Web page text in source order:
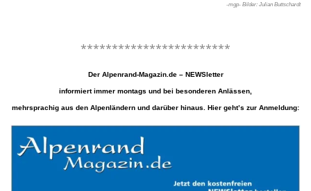
-mgp- Bilder: Julian Buttschardt
************************
Der Alpenrand-Magazin.de – NEWSletter
informiert immer montags und bei besonderen Anlässen,
mehrsprachig aus den Alpenländern und darüber hinaus. Hier geht’s zur Anmeldung: